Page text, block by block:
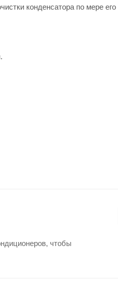
конденсатора по мере его
чтобы